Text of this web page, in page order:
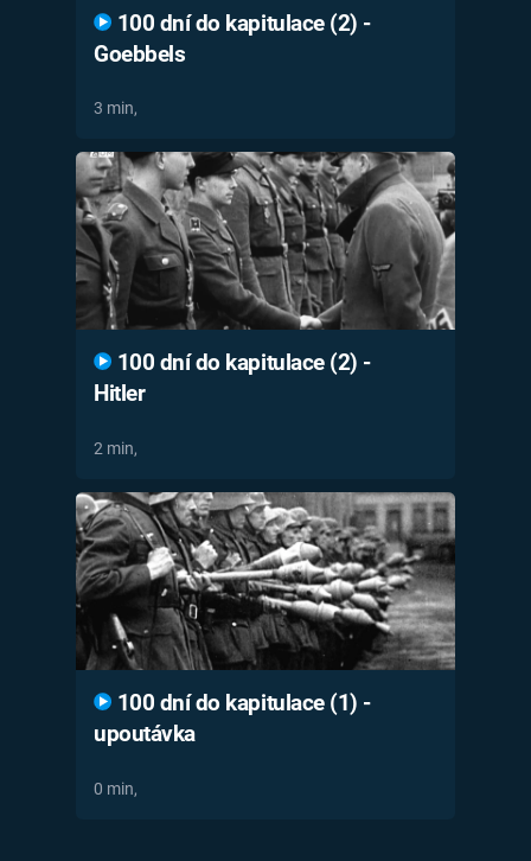
100 dní do kapitulace (2) -
Goebbels
3 min,
100 dní do kapitulace (2) -
Hitler
2 min,
100 dní do kapitulace (1) -
upoutávka
0 min,